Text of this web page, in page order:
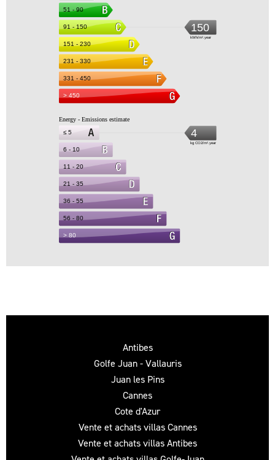
Antibes
Golfe Juan - Vallauris
Juan les Pins
Cannes
Cote d'Azur
Vente et achats villas Cannes
Vente et achats villas Antibes